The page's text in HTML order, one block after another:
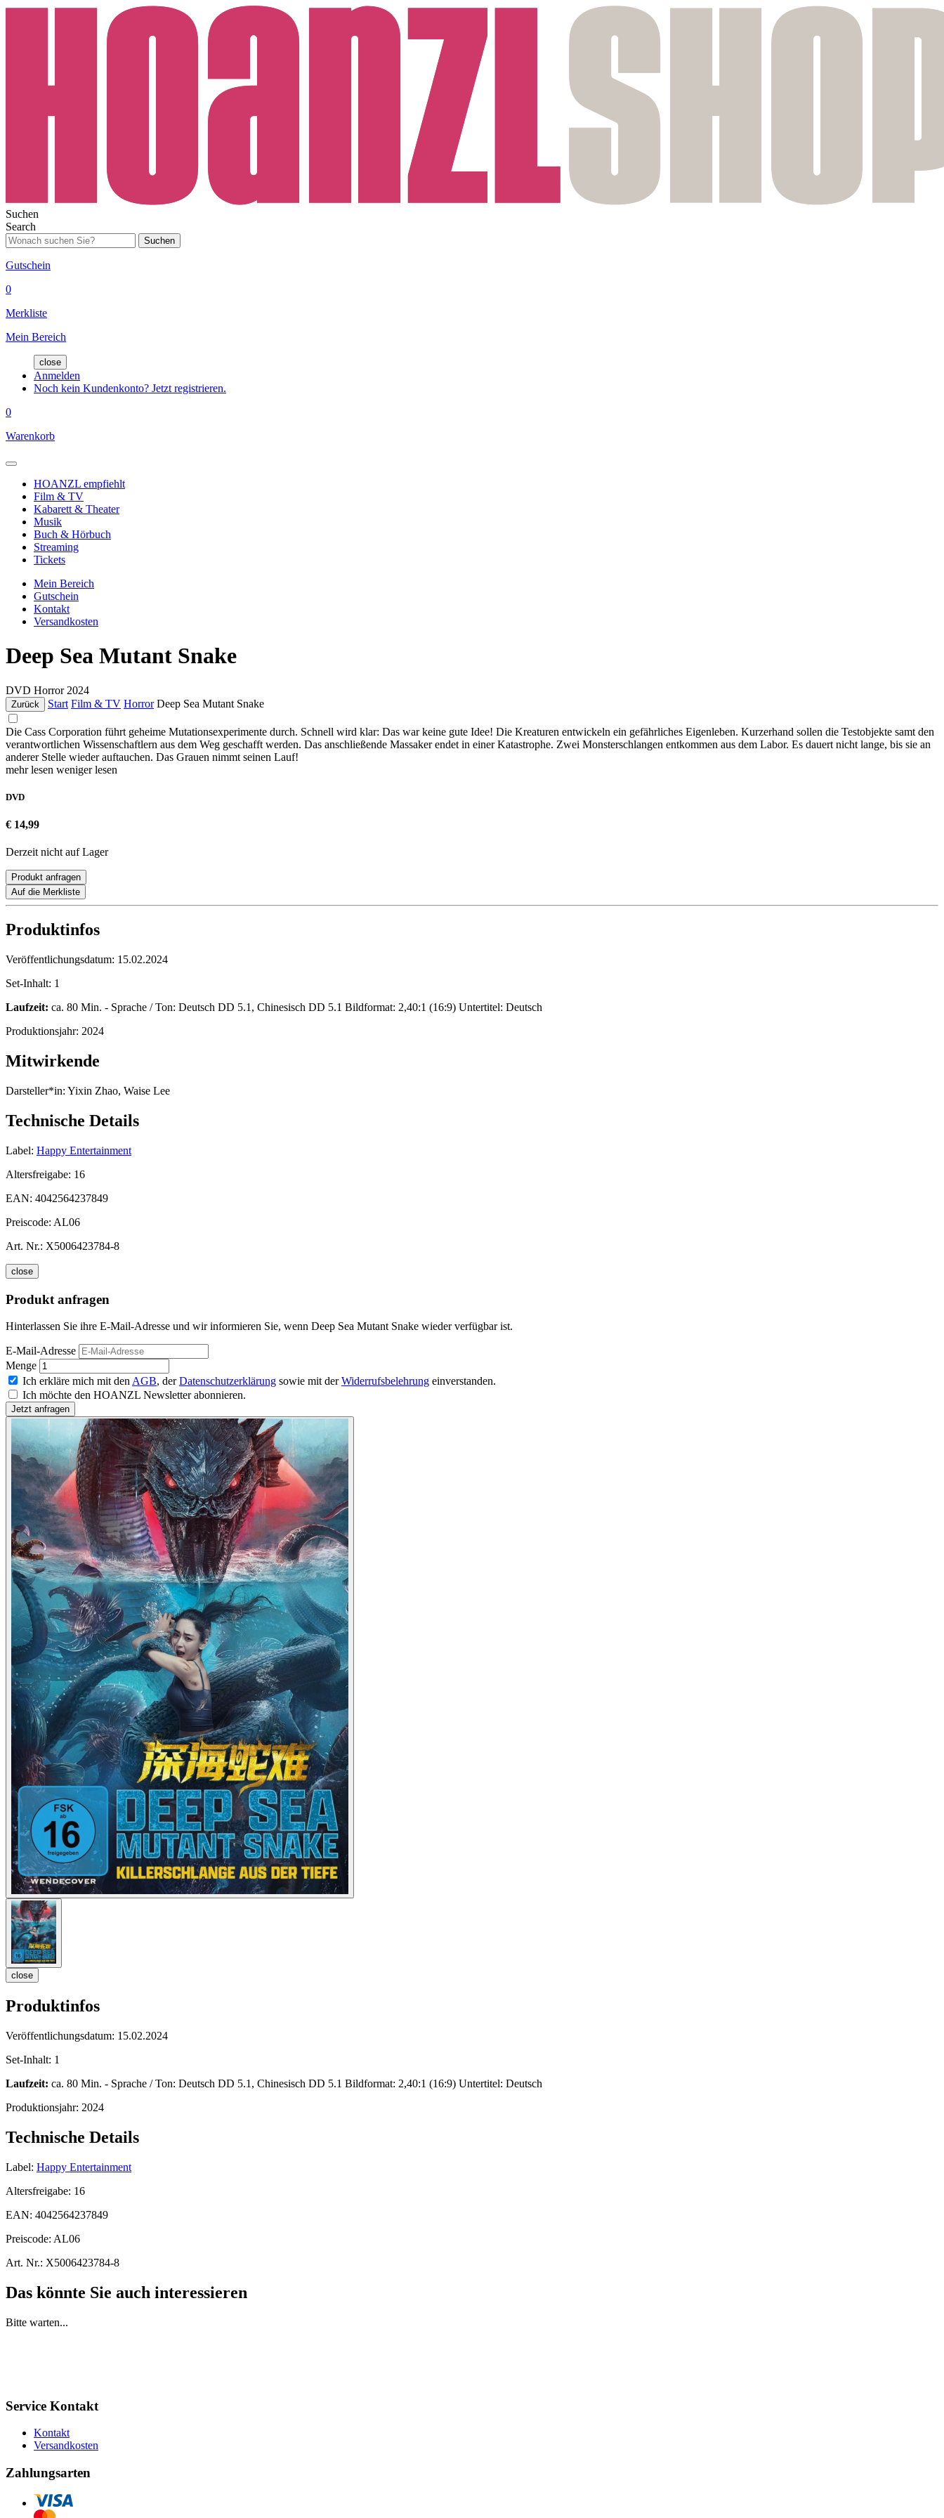
Suchen
Search
Suchen
Gutschein
0
Merkliste
Mein Bereich
close
Anmelden
Noch kein Kundenkonto? Jetzt registrieren.
0
Warenkorb
HOANZL empfiehlt
Film & TV
Kabarett & Theater
Musik
Buch & Hörbuch
Streaming
Tickets
Mein Bereich
Gutschein
Kontakt
Versandkosten
Deep Sea Mutant Snake
DVD Horror 2024
Zurück Start Film & TV Horror Deep Sea Mutant Snake
Die Cass Corporation führt geheime Mutationsexperimente durch. Schnell wird klar: Das war keine gute Idee! Die Kreaturen entwickeln ein gefährliches Eigenleben. Kurzerhand sollen die Testobjekte samt den
verantwortlichen Wissenschaftlern aus dem Weg geschafft werden. Das anschließende Massaker endet in einer Katastrophe. Zwei Monsterschlangen entkommen aus dem Labor. Es dauert nicht lange, bis sie an
anderer Stelle wieder auftauchen. Das Grauen nimmt seinen Lauf!
mehr lesen weniger lesen
DVD
€ 14,99
Derzeit nicht auf Lager
Produkt anfragen
Auf die Merkliste
Produktinfos
Veröffentlichungsdatum: 15.02.2024
Set-Inhalt: 1
Laufzeit: ca. 80 Min. - Sprache / Ton: Deutsch DD 5.1, Chinesisch DD 5.1 Bildformat: 2,40:1 (16:9) Untertitel: Deutsch
Produktionsjahr: 2024
Mitwirkende
Darsteller*in: Yixin Zhao, Waise Lee
Technische Details
Label: Happy Entertainment
Altersfreigabe: 16
EAN: 4042564237849
Preiscode: AL06
Art. Nr.: X5006423784-8
close
Produkt anfragen
Hinterlassen Sie ihre E-Mail-Adresse und wir informieren Sie, wenn Deep Sea Mutant Snake wieder verfügbar ist.
E-Mail-Adresse
Menge
Ich erkläre mich mit den AGB, derDatenschutzerklärung sowie mit derWiderrufsbelehrung einverstanden.
Ich möchte den HOANZL Newsletter abonnieren.
close
Produktinfos
Veröffentlichungsdatum: 15.02.2024
Set-Inhalt: 1
Laufzeit: ca. 80 Min. - Sprache / Ton: Deutsch DD 5.1, Chinesisch DD 5.1 Bildformat: 2,40:1 (16:9) Untertitel: Deutsch
Produktionsjahr: 2024
Technische Details
Label: Happy Entertainment
Altersfreigabe: 16
EAN: 4042564237849
Preiscode: AL06
Art. Nr.: X5006423784-8
Das könnte Sie auch interessieren
Bitte warten...
Service Kontakt
Kontakt
Versandkosten
Zahlungsarten